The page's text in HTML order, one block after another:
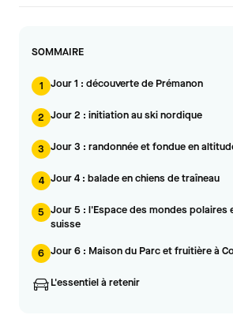
SOMMAIRE
1 Jour 1 : découverte de Prémanon
2 Jour 2 : initiation au ski nordique
3 Jour 3 : randonnée et fondue en
4 Jour 4 : balade en chiens de traîneau
5 Jour 5 : l'Espace des mondes polaires
suisse
6 Jour 6 : Maison du Parc et fruitière à
L'essentiel à retenir